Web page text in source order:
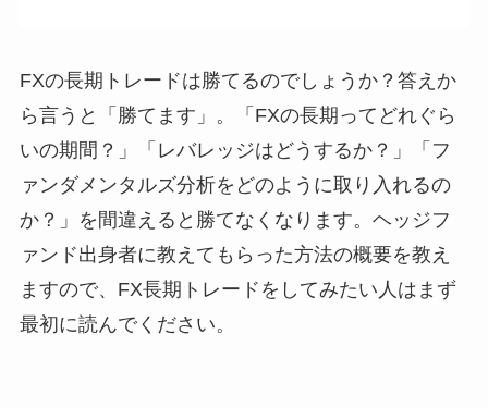
FXの長期トレードは勝てるのでしょうか？答えか
ら言うと「勝てます」。「FXの長期ってどれぐら
いの期間？」「レバレッジはどうするか？」「フ
ァンダメンタルズ分析をどのように取り入れるの
か？」を間違えると勝てなくなります。ヘッジフ
ァンド出身者に教えてもらった方法の概要を教え
ますので、FX長期トレードをしてみたい人はまず
最初に読んでください。